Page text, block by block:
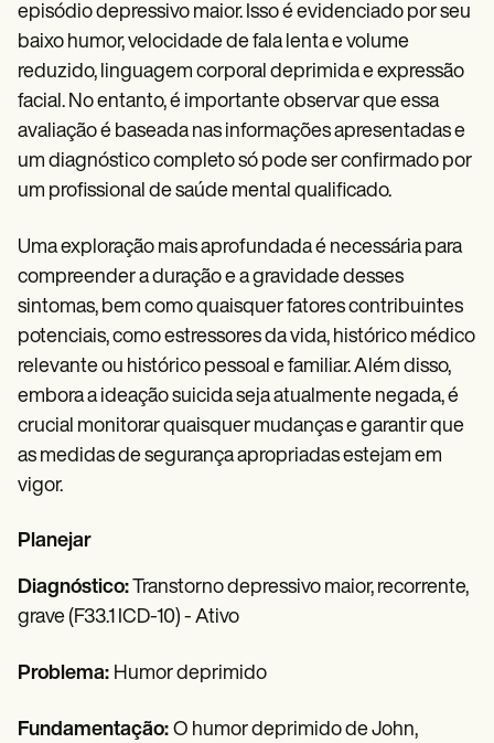
episódio depressivo maior. Isso é evidenciado por seu
baixo humor, velocidade de fala lenta e volume
reduzido, linguagem corporal deprimida e expressão
facial. No entanto, é importante observar que essa
avaliação é baseada nas informações apresentadas e
um diagnóstico completo só pode ser confirmado por
um profissional de saúde mental qualificado.
Uma exploração mais aprofundada é necessária para
compreender a duração e a gravidade desses
sintomas, bem como quaisquer fatores contribuintes
potenciais, como estressores da vida, histórico médico
relevante ou histórico pessoal e familiar. Além disso,
embora a ideação suicida seja atualmente negada, é
crucial monitorar quaisquer mudanças e garantir que
as medidas de segurança apropriadas estejam em
vigor.
Planejar
Diagnóstico:Transtorno depressivo maior, recorrente,
grave (F33.1 ICD-10) - Ativo
Problema: Humor deprimido
Fundamentação: O humor deprimido de John,